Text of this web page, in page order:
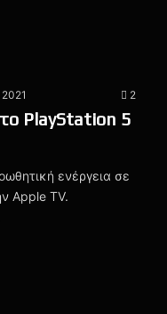
2021 2
PlayStation 5
ενέργεια σε
Apple TV.